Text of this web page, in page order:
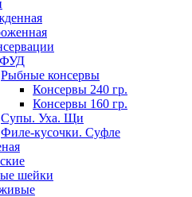
Рыбные консервы
Консервы 240 гр.
Консервы 160 гр.
Супы. Уха. Щи
Филе-кусочки. Суфле
шейки